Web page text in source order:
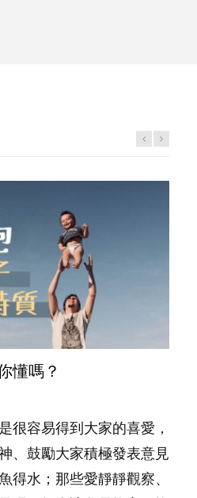
懂嗎？
很容易得到大家的喜愛，
、鼓勵大家積極發表意見
得水；那些愛靜靜觀察、
，沒捷徑
要跟相愛的人結婚，就自
孩子卻發現事情不如你所
們想像的簡單，卻也不
做好？
開始越好，有人卻說一時
感到混淆，到底誰是誰
解開語言學習的迷思～...
，由懷孕開始到孩子呱呱
盡的問題～這裡一次過集
關短片。 這段路讓我們
個「叻仔叻女」，學業別
條。這樣的孩子是萬中無
能兼得？...